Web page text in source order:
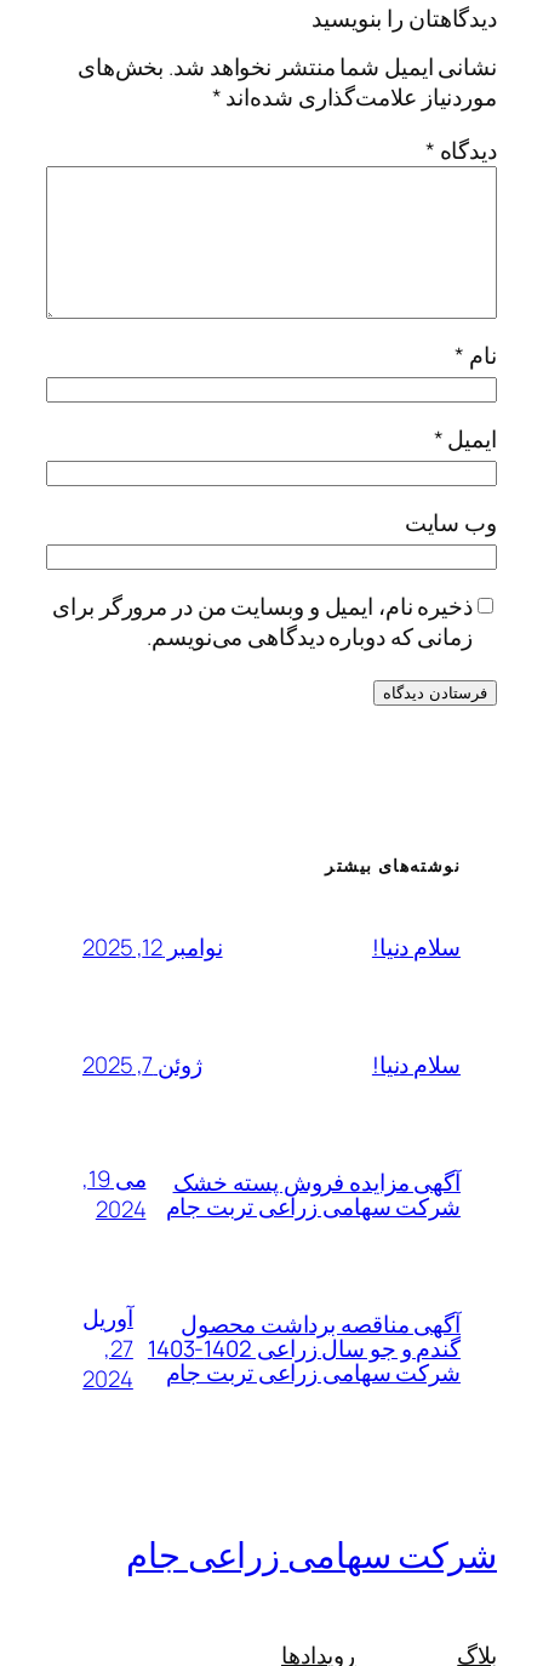
دیدگاهتان را بنویسید
نشانی ایمیل شما منتشر نخواهد شد. بخش‌های
موردنیاز علامت‌گذاری شده‌اند*
دیدگاه *
نام *
ایمیل*
وب‌ سایت
ذخیره نام، ایمیل و وبسایت من در مرورگر برای
زمانی که دوباره دیدگاهی می‌نویسم.
نوشته‌های بیشتر
سلام دنیا! نوامبر 12, 2025
سلام دنیا! ژوئن 7, 2025
آگهی مزایده فروش پسته خشک
شرکت سهامی زراعی تربت جام
می 19,
2024
آگهی مناقصه برداشت محصول
گندم و جو سال زراعی 1402-1403
شرکت سهامی زراعی تربت جام
آوریل
27,
2024
شرکت سهامی زراعی جام
بلاگ رویدادها